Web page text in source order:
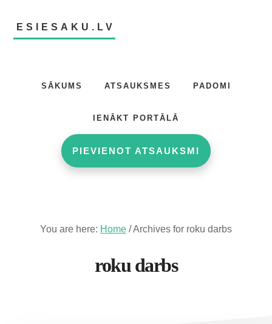
main
footerESIESAKU.LV
SĀKUMS ATSAUKSMES PADOMI
IENĀKT PORTĀLĀ
PIEVIENOT ATSAUKSMI
You are here: Home /Archives for roku darbs
roku darbs